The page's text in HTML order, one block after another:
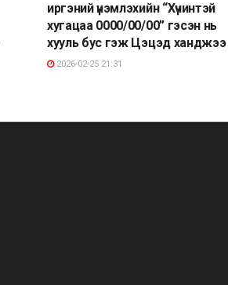
иргэний үнэмлэхийн “Хүчинтэй
хугацаа 0000/00/00” гэсэн нь
хууль бус гэж Цэцэд ханджээ
2026-02-25 21:31